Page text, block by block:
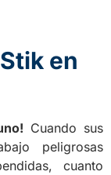
en
Cuando sus
peligrosas
cuanto